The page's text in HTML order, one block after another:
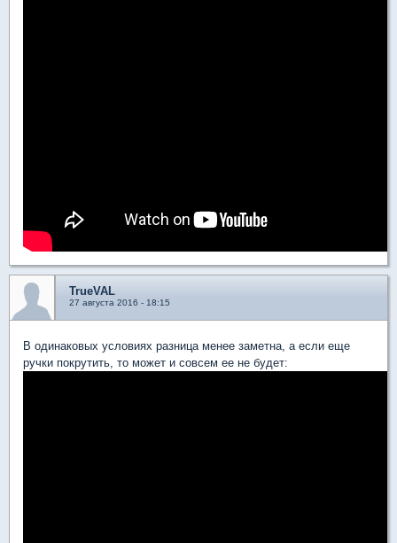
TrueVAL
27 августа 2016 - 18:15
В одинаковых условиях разница менее заметна, а если еще
ручки покрутить, то может и совсем ее не будeт: